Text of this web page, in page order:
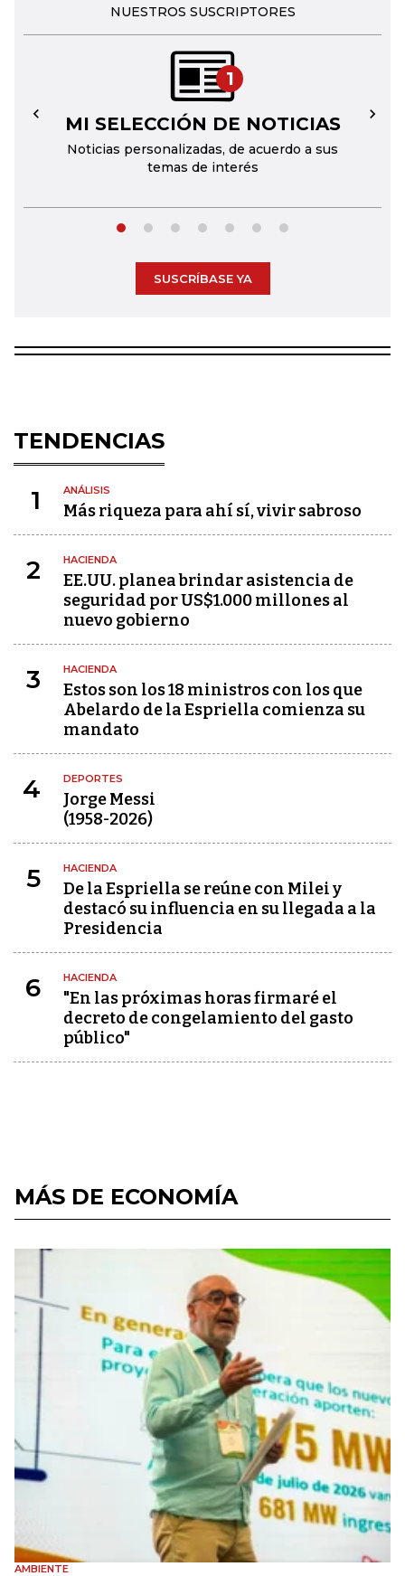
NUESTROS SUSCRIPTORES
1
MI SELECCIÓN DE NOTICIAS
Noticias personalizadas, de acuerdo a sus
temas de interés
← →
SUSCRÍBASE YA
TENDENCIAS
1 ANÁLISIS
Más riqueza para ahí sí, vivir sabroso
2 HACIENDA
EE.UU. planea brindar asistencia de
seguridad por US$1.000 millones al
nuevo gobierno
3 HACIENDA
Estos son los 18 ministros con los que
Abelardo de la Espriella comienza su
mandato
4 DEPORTES
Jorge Messi
(1958-2026)
5 HACIENDA
De la Espriella se reúne con Milei y
destacó su influencia en su llegada a la
Presidencia
6 HACIENDA
"En las próximas horas firmaré el
decreto de congelamiento del gasto
público"
MÁS DE ECONOMÍA
AMBIENTE